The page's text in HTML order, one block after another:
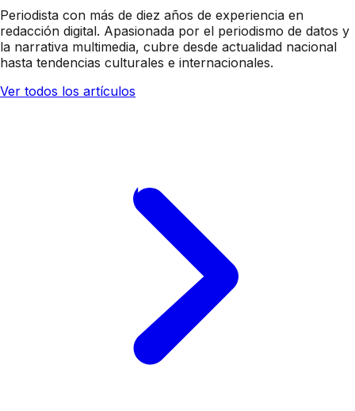
Periodista con más de diez años de experiencia en
redacción digital. Apasionada por el periodismo de datos y
la narrativa multimedia, cubre desde actualidad nacional
hasta tendencias culturales e internacionales.
Ver todos los artículos